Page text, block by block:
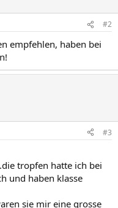
#2
empfehlen, haben bei
#3
tropfen hatte ich bei
und haben klasse
sie mir eine grosse